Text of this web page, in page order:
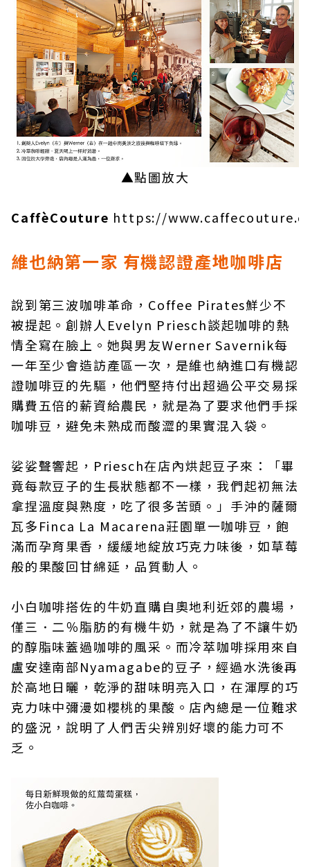
▲點圖放大
CaffèCouture https://
維也納第一家 有機認證產地咖啡店
說到第三波咖啡革命，Coffee Pirates鮮少不
被提起。創辦人Evelyn Priesch談起咖啡的熱
情全寫在臉上。她與男友Werner Savernik每
一年至少會造訪產區一次，是維也納進口有機認
證咖啡豆的先驅，他們堅持付出超過公平交易採
購費五倍的薪資給農民，就是為了要求他們手採
咖啡豆，避免未熟成而酸澀的果實混入袋。
娑娑聲響起，Priesch在店內烘起豆子來：「畢
竟每款豆子的生長狀態都不一樣，我們起初無法
拿捏溫度與熟度，吃了很多苦頭。」手沖的薩爾
瓦多Finca La Macarena莊園單一咖啡豆，飽
滿而孕育果香，緩緩地綻放巧克力味後，如草莓
般的果酸回甘綿延，品質動人。
小白咖啡搭佐的牛奶直購自奧地利近郊的農場，
僅三．二％脂肪的有機牛奶，就是為了不讓牛奶
的醇脂味蓋過咖啡的風采。而冷萃咖啡採用來自
盧安達南部Nyamagabe的豆子，經過水洗後再
於高地日曬，乾淨的甜味明亮入口，在渾厚的巧
克力味中彌漫如櫻桃的果酸。店內總是一位難求
的盛況，說明了人們舌尖辨別好壞的能力可不
乏。